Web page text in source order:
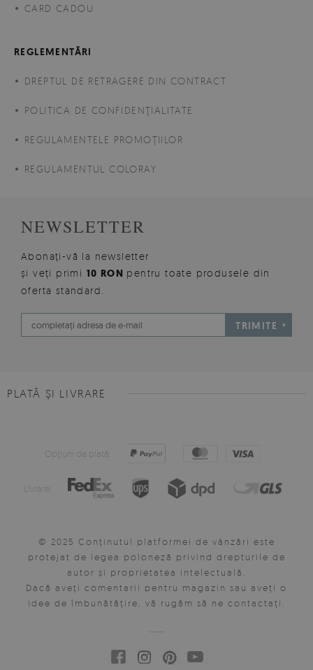
CARD CADOU
REGLEMENTĂRI
DREPTUL DE RETRAGERE DIN CONTRACT
POLITICA DE CONFIDENŢIALITATE
REGULAMENTELE PROMOȚIILOR
REGULAMENTUL COLORAY
NEWSLETTER
Abonați-vă la newsletter
și veți primi 10 RON pentru toate produsele din
oferta standard.
TRIMITE
PLATĂ ȘI LIVRARE
Opţiuni de plată:
Livrare:
© 2025 Conținutul platformei de vânzări este
protejat de legea poloneză privind drepturile de
autor și proprietatea intelectuală.
Dacă aveți comentarii pentru magazin sau aveți o
idee de îmbunătățire, vă rugăm să ne contactați.